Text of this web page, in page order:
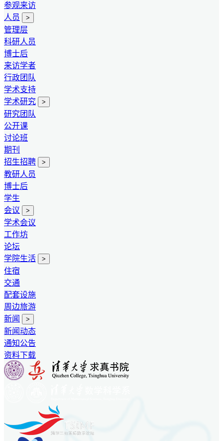
参观来访
人员
>
管理层
科研人员
博士后
来访学者
行政团队
学术支持
学术研究
>
研究团队
公开课
讨论班
期刊
招生招聘
>
教研人员
博士后
学生
会议
>
学术会议
工作坊
论坛
学院生活
>
住宿
交通
配套设施
周边旅游
新闻
>
新闻动态
通知公告
资料下载